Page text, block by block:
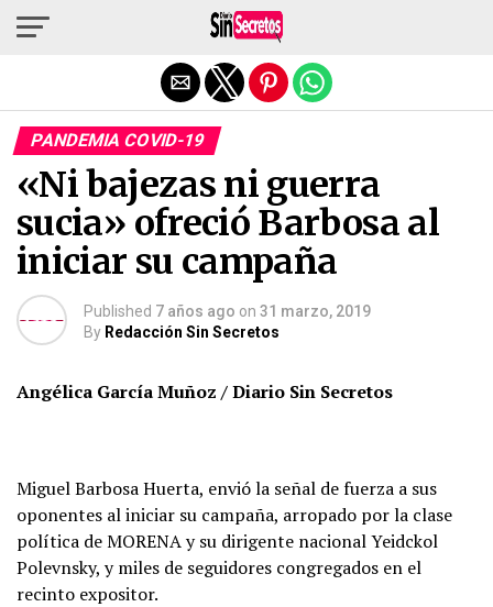
PANDEMIA COVID-19
«Ni bajezas ni guerra
sucia» ofreció Barbosa al
iniciar su campaña
Published 7 años ago on 31 marzo, 2019
By Redacción Sin Secretos
Angélica García Muñoz / Diario Sin Secretos
Miguel Barbosa Huerta, envió la señal de fuerza a sus
oponentes al iniciar su campaña, arropado por la clase
política de MORENA y su dirigente nacional Yeidckol
Polevnsky, y miles de seguidores congregados en el
recinto expositor.
Salir de la versión móvil